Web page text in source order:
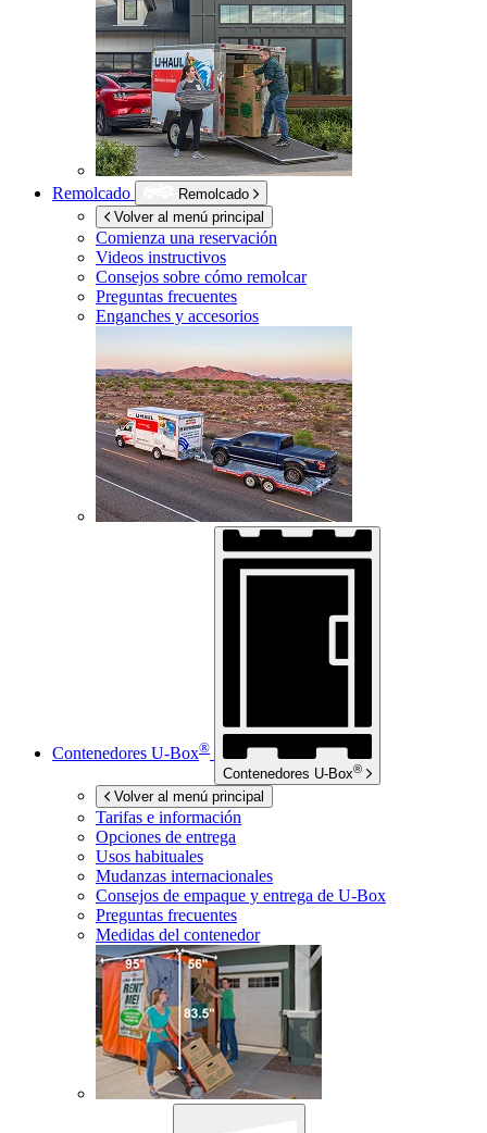
Remolcado
Remolcado
Volver al menú principal
Comienza una reservación
Videos instructivos
Consejos sobre cómo remolcar
Preguntas frecuentes
Enganches y accesorios
Contenedores U-Box®
Contenedores U-Box®
Volver al menú principal
Tarifas e información
Opciones de entrega
Usos habituales
Mudanzas internacionales
Consejos de empaque y entrega de U-Box
Preguntas frecuentes
Medidas del contenedor